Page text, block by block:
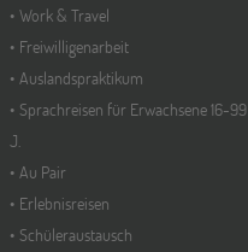
Work & Travel
Freiwilligenarbeit
Auslandspraktikum
Sprachreisen für Erwachsene 16-99
J.
Au Pair
Erlebnisreisen
Schüleraustausch